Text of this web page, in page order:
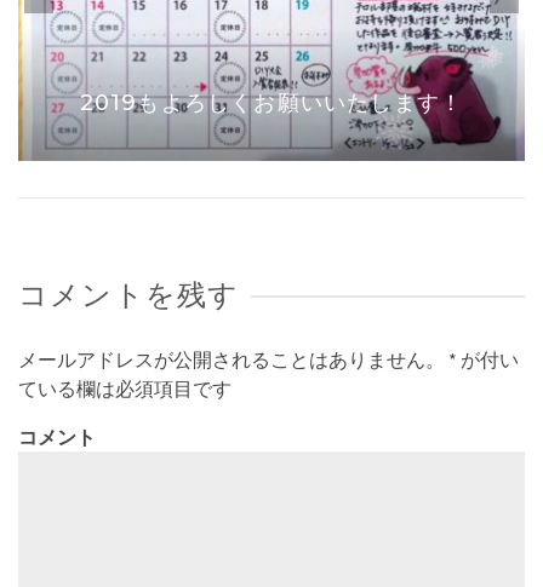
2019もよろしくお願いいたします！
コメントを残す
メールアドレスが公開されることはありません。 * が付い
ている欄は必須項目です
コメント